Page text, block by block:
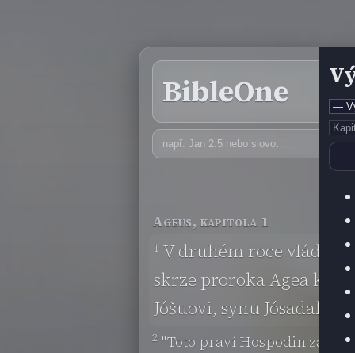
BibleOne
Ageus, kapitola 1
1 V druhém roce vlády
skrze proroka Agea k
Jóšuovi, synu Jósadakovu.
2 "Toto praví Hospodin